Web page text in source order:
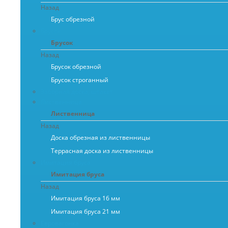
Назад
Брус обрезной
Брусок
Назад
Брусок обрезной
Брусок строганный
Лиственница
Назад
Доска обрезная из лиственницы
Террасная доска из лиственницы
Имитация бруса
Назад
Имитация бруса 16 мм
Имитация бруса 21 мм